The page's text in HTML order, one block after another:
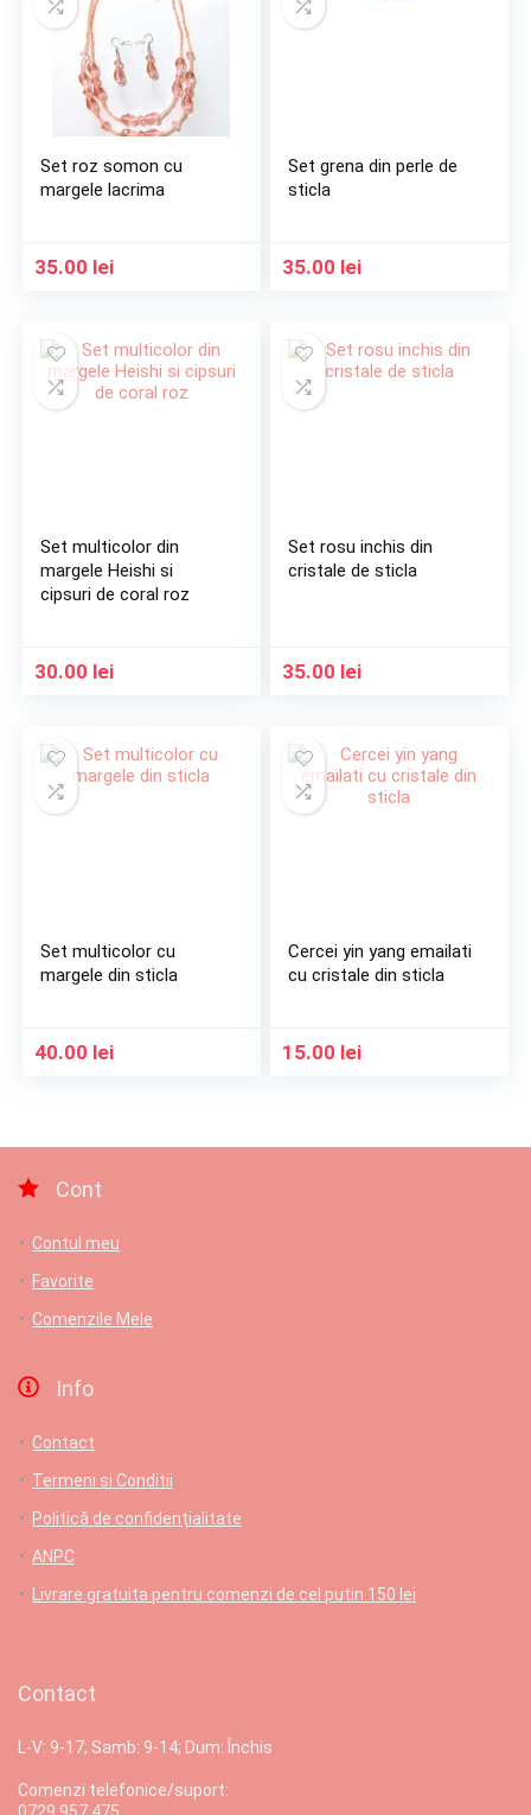
Set roz somon cu
margele lacrima
35.00 lei
Set grena din perle de
sticla
35.00 lei
Set multicolor din
margele Heishi si
cipsuri de coral roz
30.00 lei
Set rosu inchis din
cristale de sticla
35.00 lei
Set multicolor cu
margele din sticla
40.00 lei
Cercei yin yang emailati
cu cristale din sticla
15.00 lei
Cont
Contul meu
Favorite
Comenzile Mele
Info
Contact
Termeni si Conditii
Politică de confidențialitate
ANPC
Livrare gratuita pentru comenzi de cel putin 150 lei
Contact
L-V: 9-17; Samb: 9-14; Dum: Închis
Comenzi telefonice/suport:
0729 957 475